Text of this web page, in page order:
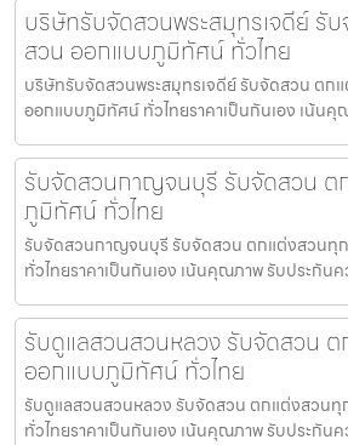
บริษัทรับจัดสวนพระสมุทรเจดีย์ รั
สวน ออกแบบภูมิทัศน์ ทั่วไทย
บริษัทรับจัดสวนพระสมุทรเจดีย์ รับจัดสวน ตก
ออกแบบภูมิทัศน์ ทั่วไทยราคาเป็นกันเอง เน้น
รับจัดสวนกาญจนบุรี รับจัดสวน ต
ภูมิทัศน์ ทั่วไทย
รับจัดสวนกาญจนบุรี รับจัดสวน ตกแต่งสวนทุ
ทั่วไทยราคาเป็นกันเอง เน้นคุณภาพ รับประกัน
รับดูแลสวนสวนหลวง รับจัดสวน ต
ออกแบบภูมิทัศน์ ทั่วไทย
รับดูแลสวนสวนหลวง รับจัดสวน ตกแต่งสวน
ทั่วไทยราคาเป็นกันเอง เน้นคุณภาพ รับประกัน